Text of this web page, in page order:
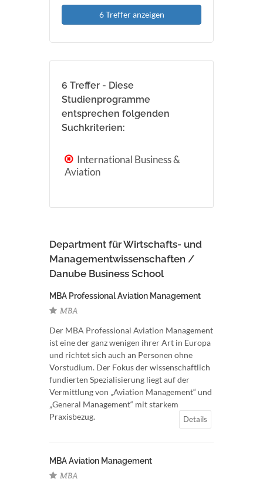
6 Treffer anzeigen
6 Treffer - Diese
Studienprogramme
entsprechen folgenden
Suchkriterien:
International Business &
Aviation
Department für Wirtschafts- und
Managementwissenschaften /
Danube Business School
MBA Professional Aviation Management
MBA
Der MBA Professional Aviation Management
ist eine der ganz wenigen ihrer Art in Europa
und richtet sich auch an Personen ohne
Vorstudium. Der Fokus der wissenschaftlich
fundierten Spezialisierung liegt auf der
Vermittlung von „Aviation Management“ und
„General Management“ mit starkem
Praxisbezug.
Details
MBA Aviation Management
MBA